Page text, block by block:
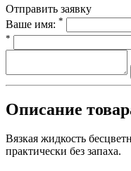
Отправить заявку
Ваше имя: *
*
Описание
Вязкая жидкость
практически без запаха.